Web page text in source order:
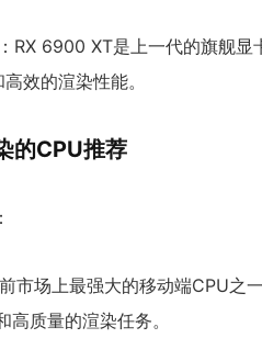
RX 6900 XT是上一代的旗舰
效的渲染性能。
的CPU推荐
市场上最强大的移动端CPU之
质量的渲染任务。